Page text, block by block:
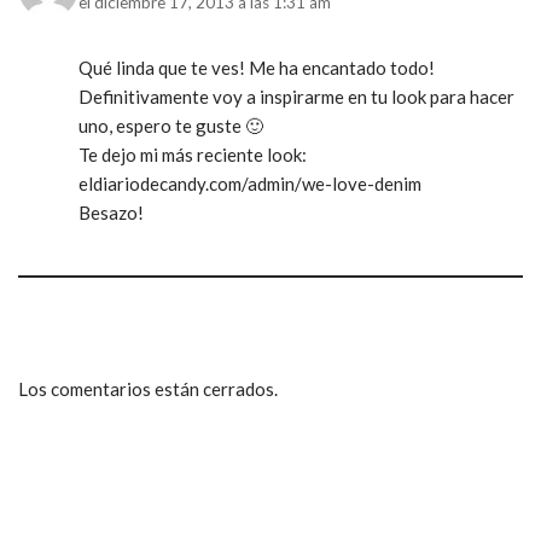
Qué linda que te ves! Me ha encantado todo!
Definitivamente voy a inspirarme en tu look para hacer
uno, espero te guste 🙂
Te dejo mi más reciente look:
eldiariodecandy.com/admin/we-love-denim
Besazo!
Los comentarios están cerrados.